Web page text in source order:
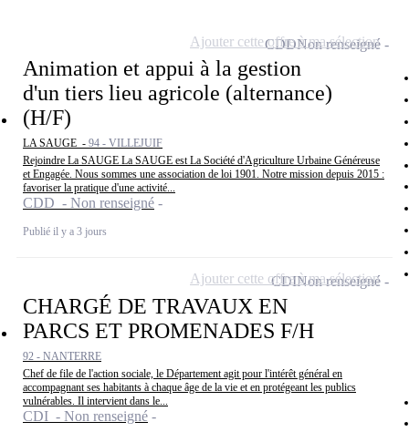
Animation et appui à la gestion
d'un tiers lieu agricole (alternance)
(H/F)
LA SAUGE - 94 - VILLEJUIF
Rejoindre La SAUGE La SAUGE est La Société d'Agriculture Urbaine Généreuse
et Engagée. Nous sommes une association de loi 1901. Notre mission depuis 2015 :
favoriser la pratique d'une activité...
CDD - Non renseigné
Publié il y a 3 jours
CDDNon renseigné
Ajouter cette offre à ma sélection
CHARGÉ DE TRAVAUX EN
PARCS ET PROMENADES F/H
92 - NANTERRE
Chef de file de l'action sociale, le Département agit pour l'intérêt général en
accompagnant ses habitants à chaque âge de la vie et en protégeant les publics
vulnérables. Il intervient dans le...
CDI - Non renseigné
CDINon renseigné
Ajouter cette offre à ma sélection